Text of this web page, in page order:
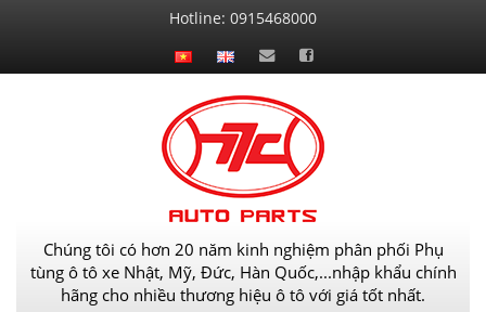
hệ
Hotline: 0915468000
Chúng tôi có hơn 20 năm kinh nghiệm phân phối Phụ
tùng ô tô xe Nhật, Mỹ, Đức, Hàn Quốc,...nhập khẩu chính
hãng cho nhiều thương hiệu ô tô với giá tốt nhất.